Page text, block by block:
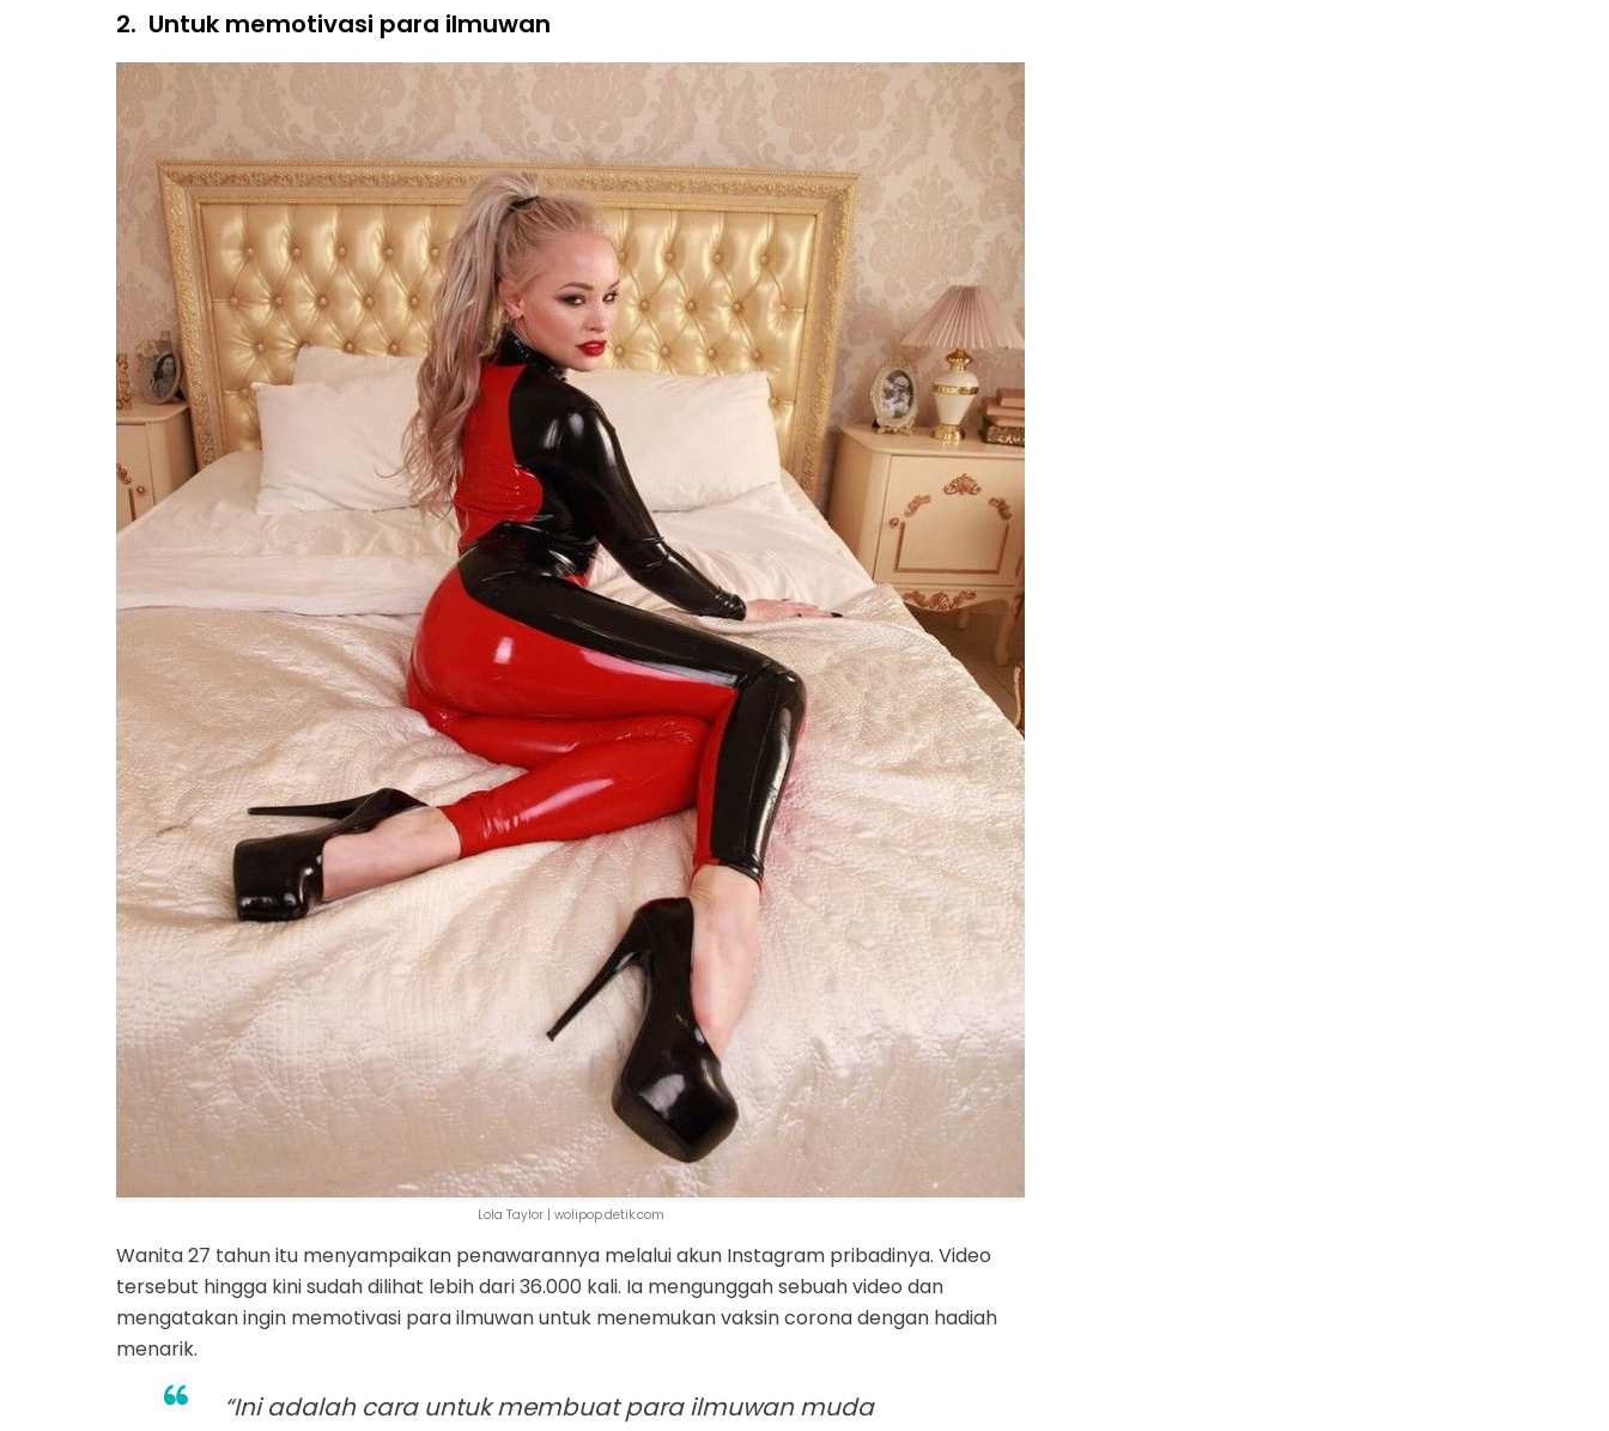
2. Untuk memotivasi para ilmuwan
Lola Taylor | wolipop.detik.com
Wanita 27 tahun itu menyampaikan penawarannya melalui akun Instagram pribadinya. Video
tersebut hingga kini sudah dilihat lebih dari 36.000 kali. Ia mengunggah sebuah video dan
mengatakan ingin memotivasi para ilmuwan untuk menemukan vaksin corona dengan hadiah
menarik.
“Ini adalah cara untuk membuat para ilmuwan muda